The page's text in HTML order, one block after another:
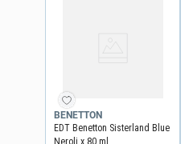
BENETTON
EDT Benetton Sisterland Blue
Neroli x 80 ml